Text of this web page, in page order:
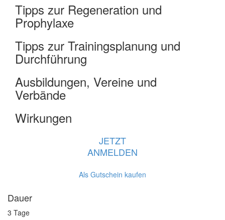
Tipps zur Regeneration und
Prophylaxe
Tipps zur Trainingsplanung und
Durchführung
Ausbildungen, Vereine und
Verbände
Wirkungen
JETZT
ANMELDEN
Als Gutschein kaufen
Dauer
3 Tage